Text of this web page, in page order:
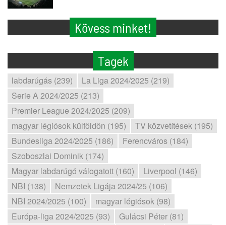
Kövess minket!
Tagek
labdarúgás (239)
La Liga 2024/2025 (219)
Serie A 2024/2025 (213)
Premier League 2024/2025 (209)
magyar légiósok külföldön (195)
TV közvetítések (195)
Bundesliga 2024/2025 (186)
Ferencváros (184)
Szoboszlai Dominik (174)
Magyar labdarúgó válogatott (160)
Liverpool (146)
NBI (138)
Nemzetek Ligája 2024/25 (106)
NBI 2024/2025 (100)
magyar légiósok (98)
Európa-liga 2024/2025 (93)
Gulácsi Péter (81)